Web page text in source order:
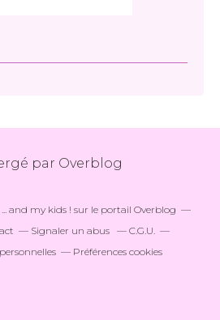
par Overblog
and my kids ! sur le portail Overblog
Signaler un abus
C.G.U.
Préférences cookies